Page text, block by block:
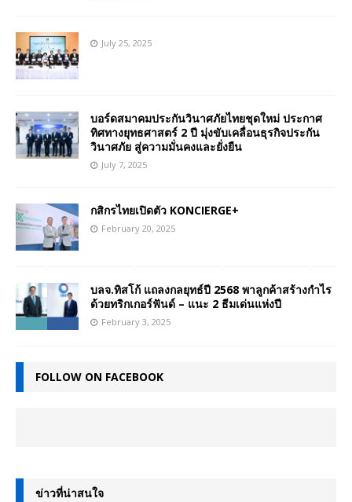
July 25, 2025
บอร์ดสมาคมประกันวินาศภัยไทยชุดใหม่ ประกาศ
ทิศทางยุทธศาสตร์ 2 ปี มุ่งขับเคลื่อนธุรกิจประกัน
วินาศภัย สู่ความมั่นคงและยั่งยืน
July 7, 2025
กสิกรไทยเปิดตัว KONCIERGE+
February 20, 2025
บลจ.ทิสโก้ แถลงกลยุทธ์ปี 2568 พาลูกค้าสร้างกำไร
ด้วยทริกเกอร์ฟันด์ – แนะ 2 ธีมเด่นแห่งปี
February 3, 2025
FOLLOW ON FACEBOOK
ข่าวที่น่าสนใจ